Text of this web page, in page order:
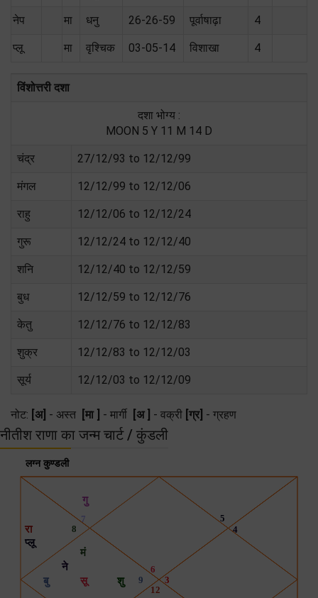
नेप मा धनु 26-26-59 पूर्वाषाढ़ा 4
प्लू मा वृश्चिक 03-05-14 विशाखा 4
विंशोत्तरी दशा
दशा भोग्य :
MOON 5 Y 11 M 14 D
चंद्र 27/12/93 to 12/12/99
मंगल 12/12/99 to 12/12/06
राहु 12/12/06 to 12/12/24
गुरू 12/12/24 to 12/12/40
शनि 12/12/40 to 12/12/59
बुध 12/12/59 to 12/12/76
केतु 12/12/76 to 12/12/83
शुक्र 12/12/83 to 12/12/03
सूर्य 12/12/03 to 12/12/09
नोट: [अ] - अस्त [मा ] - मार्गी [अ ] - वक्री [ग्र] - ग्रहण
नीतीश राणा का जन्म चार्ट / कुंडली